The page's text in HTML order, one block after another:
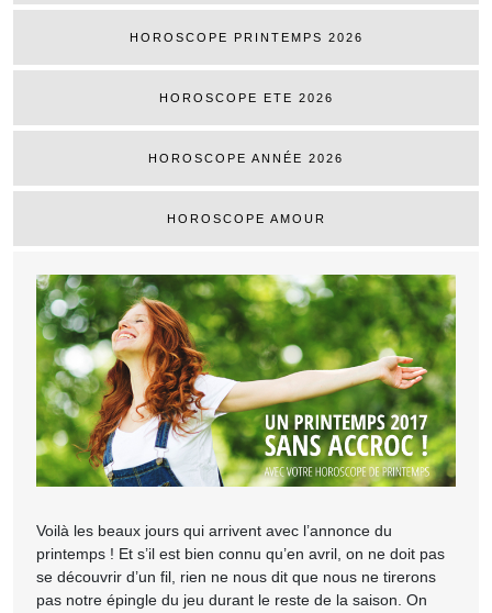
HOROSCOPE PRINTEMPS 2026
HOROSCOPE ETE 2026
HOROSCOPE ANNÉE 2026
HOROSCOPE AMOUR
Voilà les beaux jours qui arrivent avec l’annonce du
printemps ! Et s’il est bien connu qu’en avril, on ne doit pas
se découvrir d’un fil, rien ne nous dit que nous ne tirerons
pas notre épingle du jeu durant le reste de la saison. On